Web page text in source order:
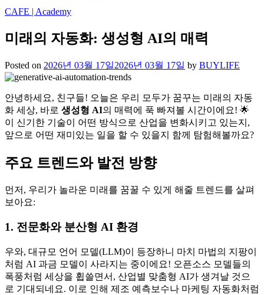
CAFE | Academy
미래의 자동화: 생성형 AI의 매력
Posted on 2026년 03월 17일2026년 03월 17일 by BUYLIFE
안녕하세요, 친구들! 오늘은 우리 모두가 꿈꾸는 미래의 자동
화 세상, 바로 생성형 AI의 매력에 푹 빠져볼 시간이에요! 🌟
이 신기한 기술이 어떤 방식으로 산업을 변화시키고 있는지,
앞으로 어떤 재미있는 일을 할 수 있을지 함께 탐험해볼까요?
주요 트렌드와 발전 방향
먼저, 우리가 놀라운 미래를 꿈꿀 수 있게 해줄 트렌드를 살펴
보아요:
1. 전문화와 분산형 AI 환경
우와, 대규모 언어 모델(LLM)이 등장하니 마치 마법의 지팡이
처럼 AI 과금 모델이 사라지는 중이에요! 오픈소스 모델들의
폭풍처럼 세상을 휩쓸면서, 산업별 맞춤형 AI가 생겨날 것으
로 기대되네요. 이로 인해 제조 예측보수나 마케팅 자동화처럼